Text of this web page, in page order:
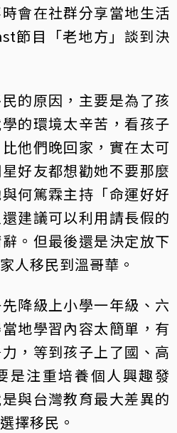
會在社群分享當地生活
節目「老地方」談到決
的原因，主要是為了孩
的環境太辛苦，看孩子
他們晚回家，實在太可
好友都想勸她不要那麼
何篤霖主持「命運好好
建議可以利用請長假的
。但最後還是決定放下
人移民到溫哥華。
降級上小學一年級、六
地學習內容太簡單，有
，等到孩子上了國、高
是注重培養個人興趣發
與台灣教育最大差異的
擇移民。